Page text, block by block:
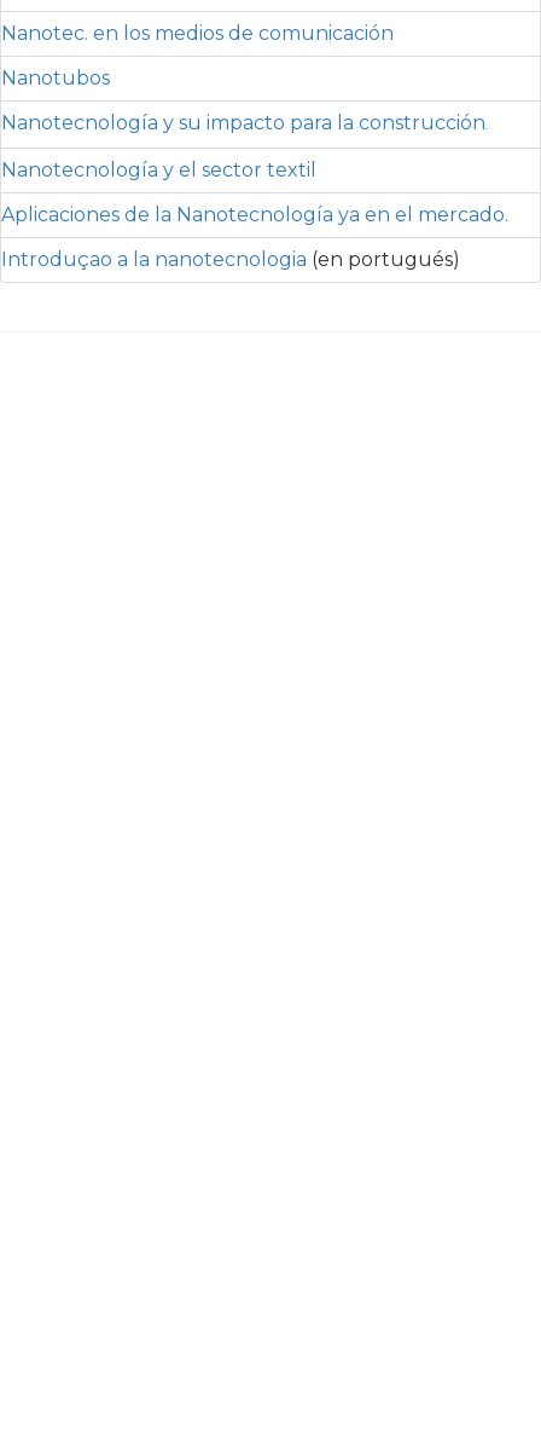
Nanotec. en los medios de comunicación
Nanotubos
Nanotecnología y su impacto para la construcción.
Nanotecnología y el sector textil
Aplicaciones de la Nanotecnología ya en el mercado.
Introduçao a la nanotecnologia (en portugués)